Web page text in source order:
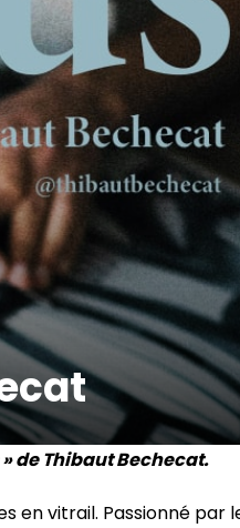
de Thibaut Bechecat.
en vitrail. Passionné par